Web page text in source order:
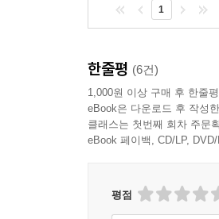
1
한줄평 (6건)
1,000원 이상 구매 후 한줄
eBook은 다운로드 후 작성
클래스는 첫번째 회차 주문
eBook 페이백, CD/LP,
평점